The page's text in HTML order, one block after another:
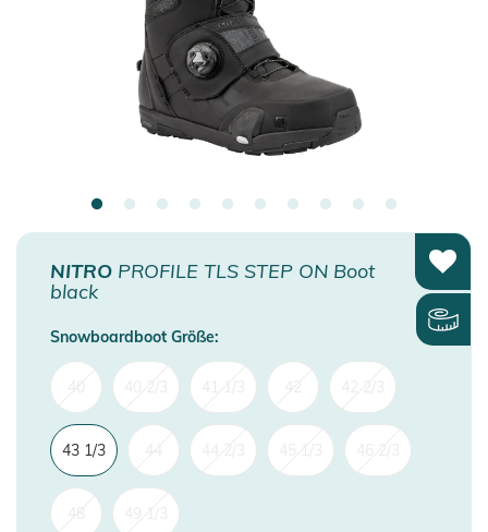
NITRO PROFILE TLS STEP ON Boot
black
Snowboardboot Größe:
43 1/3